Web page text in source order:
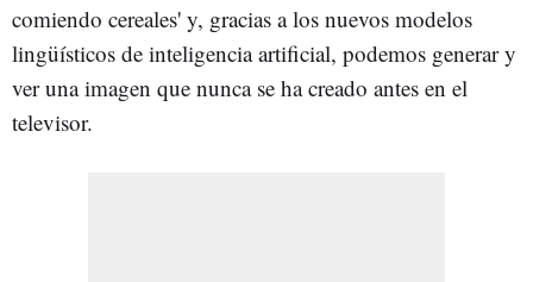
comiendo cereales' y, gracias a los nuevos modelos
lingüísticos de inteligencia artificial, podemos generar y
ver una imagen que nunca se ha creado antes en el
televisor.